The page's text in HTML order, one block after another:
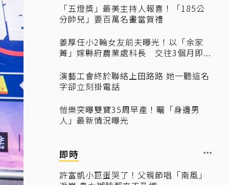
「五燈獎」最美主持人報喜！「185公
分帥兒」要百萬名畫當賀禮
姜厚任小2輪女友前夫曝光！以「余家
菁」嫁縣府農業處科長 交往3個月即...
演藝工會終於聯絡上田路路 她一聽這名
字卻立刻掛電話
愷樂突曝雙寶35周早產！曬「身邊男
人」最新情況曝光
即時
許富凱小巨蛋哭了！父親節唱「南風」